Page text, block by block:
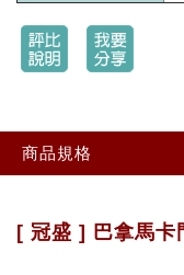
商品規格
[ 冠盛 ] 巴拿馬卡